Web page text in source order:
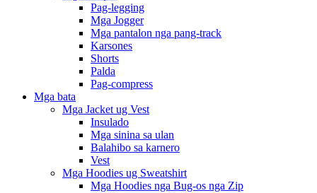
Pag-legging
Mga Jogger
Mga pantalon nga pang-track
Karsones
Shorts
Palda
Pag-compress
Mga bata
Mga Jacket ug Vest
Insulado
Mga sinina sa ulan
Balahibo sa karnero
Vest
Mga Hoodies ug Sweatshirt
Mga Hoodies nga Bug-os nga Zip